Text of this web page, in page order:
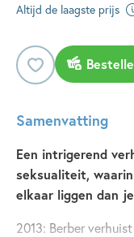
Altijd de laagste prijs
Samenvatting
Een intrigerend
seksualiteit,
elkaar liggen dan
2013: Berber